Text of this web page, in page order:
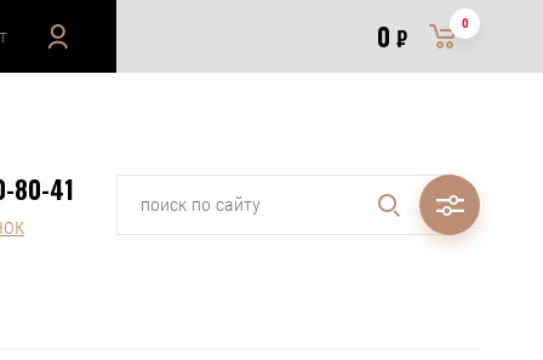
0 ₽
0
80-41